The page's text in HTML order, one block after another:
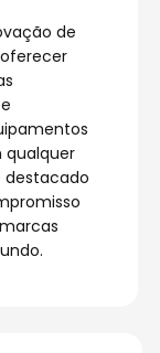
de
qualquer
destacado